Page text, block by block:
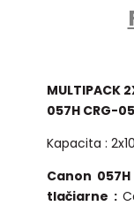
MULTIPACK
057H CRG-
Kapacita :
Canon
tlačiarne :